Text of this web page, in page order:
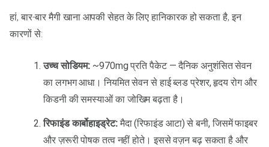
हां, बार-बार मैगी खाना आपकी सेहत के लिए हानिकारक हो सकता है, इन
कारणों से:
उच्च सोडियम: ~970mg प्रति पैकेट — दैनिक अनुशंसित सेवन
का लगभग आधा। नियमित सेवन से हाई ब्लड प्रेशर, हृदय रोग और
किडनी की समस्याओं का जोखिम बढ़ता है।
रिफाइंड कार्बोहाइड्रेट:मैदा (रिफाइंड आटा) से बनी, जिसमें फाइबर
और ज़रूरी पोषक तत्व नहीं होते। इससे वज़न बढ़ सकता है और